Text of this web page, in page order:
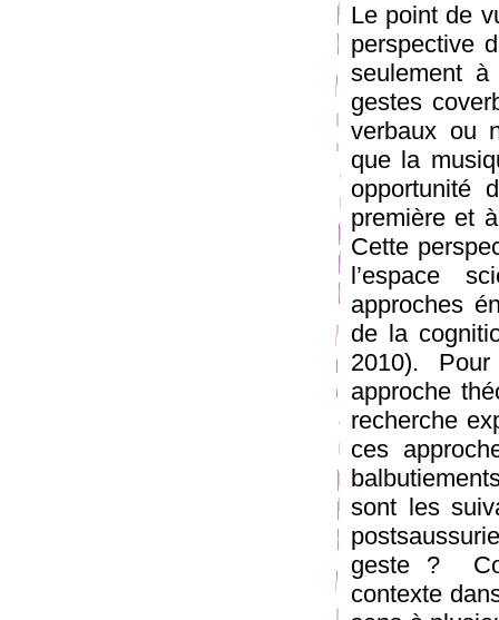
Le point de
perspective
seulement
gestes
verbaux ou
que la
opportunité
première et
Cette
l’espace
approches
de la
2010).
approche
recherche
ces
sont les
geste ?
contexte